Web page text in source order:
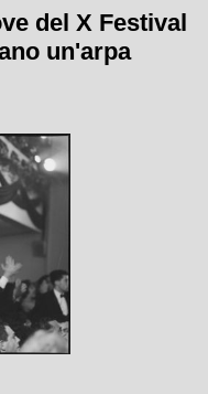
del X Festival
un'arpa